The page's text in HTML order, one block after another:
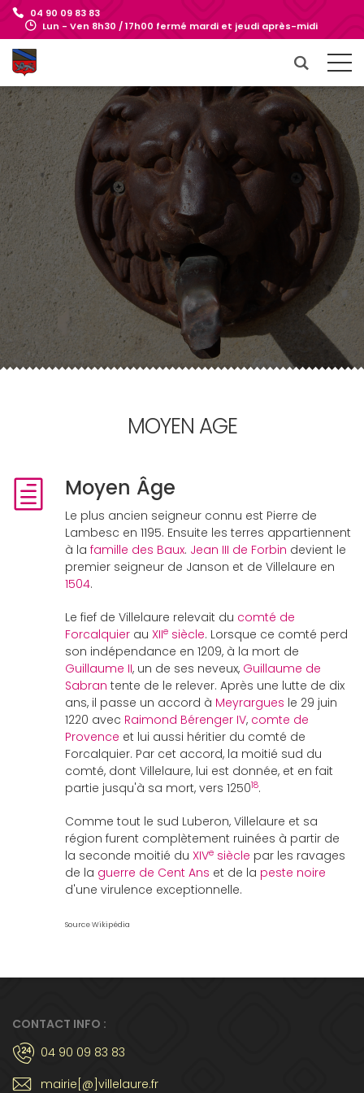
04 90 09 83 83
Lun - Ven 8h30 / 17h00 fermé mardi et jeudi après-midi
MOYEN AGE
Moyen Âge
Le plus ancien seigneur connu est Pierre de
Lambesc en 1195. Ensuite les terres appartiennent
à la famille des Baux. Jean III de Forbin devient le
premier seigneur de Janson et de Villelaure en
1504.
Le fief de Villelaure relevait du comté de
Forcalquier au XIIe siècle. Lorsque ce comté perd
son indépendance en 1209, à la mort de
Guillaume II, un de ses neveux, Guillaume de
Sabran tente de le relever. Après une lutte de dix
ans, il passe un accord à Meyrargues le 29 juin
1220 avec Raimond Bérenger IV, comte de
Provence et lui aussi héritier du comté de
Forcalquier. Par cet accord, la moitié sud du
comté, dont Villelaure, lui est donnée, et en fait
partie jusqu'à sa mort, vers 125018.
Comme tout le sud Luberon, Villelaure et sa
région furent complètement ruinées à partir de
la seconde moitié du XIVe siècle par les ravages
de la guerre de Cent Ans et de la peste noire
d'une virulence exceptionnelle.
Source Wikipédia
CONTACT INFO :
04 90 09 83 83
mairie[@]villelaure.fr